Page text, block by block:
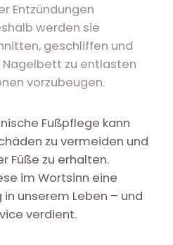
Entzündungen
werden sie
geschliffen und
zu entlasten
vorzubeugen.
Fußpflege kann
zu vermeiden und
Füße zu erhalten.
im Wortsinn eine
unserem Leben – und
verdient.